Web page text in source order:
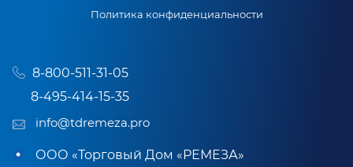
Политика конфиденциальности
8-800-511-31-05
8-495-414-15-35
info@tdremeza.pro
ООО «Торговый Дом «РЕМЕЗА»